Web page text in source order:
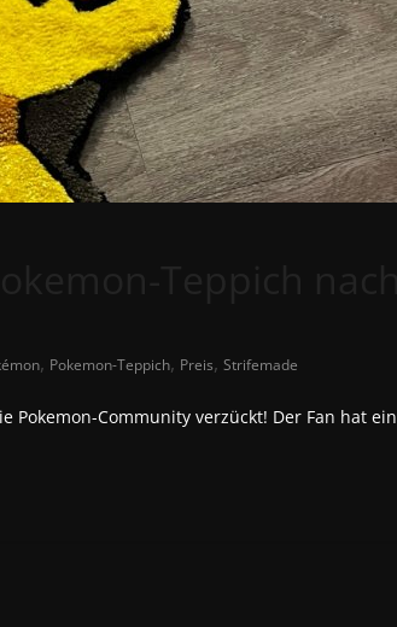
, Pokemon-Teppich, Preis, Strifemade
Pokemon-Community verzückt! Der Fan hat ein